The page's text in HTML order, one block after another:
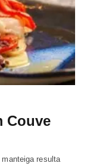
Couve
resulta